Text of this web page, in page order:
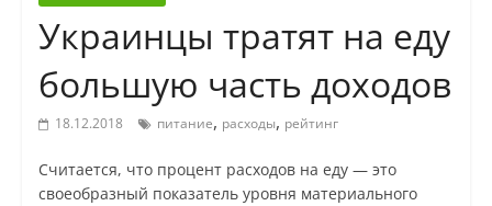
Украинцы тратят на еду
большую часть доходов
18.12.2018 питание, расходы, рейтинг
Считается, что процент расходов на еду — это
своеобразный показатель уровня материального